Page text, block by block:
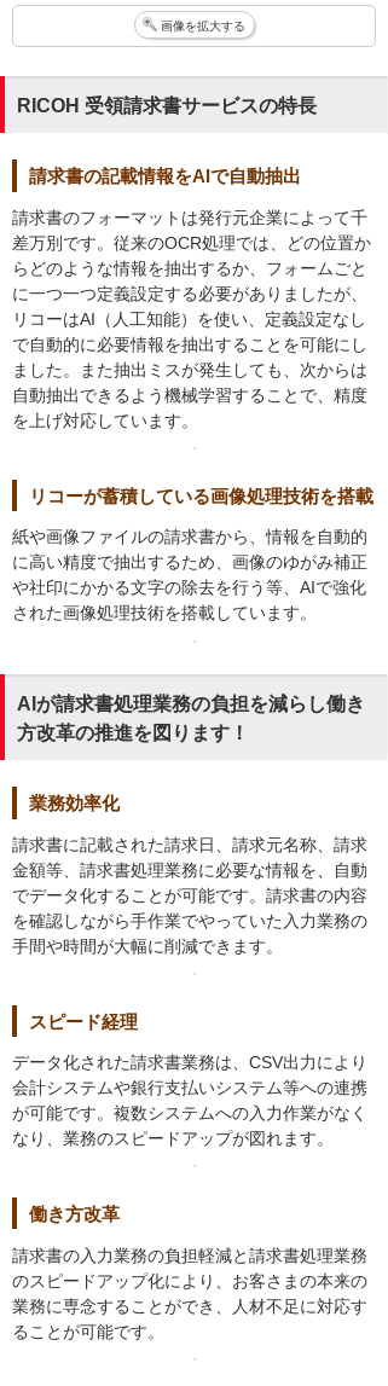
画像を拡大する
RICOH 受領請求書サービスの特長
請求書の記載情報をAIで自動抽出
請求書のフォーマットは発行元企業によって千
差万別です。従来のOCR処理では、どの位置か
らどのような情報を抽出するか、フォームごと
に一つ一つ定義設定する必要がありましたが、
リコーはAI（人工知能）を使い、定義設定なし
で自動的に必要情報を抽出することを可能にし
ました。また抽出ミスが発生しても、次からは
自動抽出できるよう機械学習することで、精度
を上げ対応しています。
リコーが蓄積している画像処理技術を搭載
紙や画像ファイルの請求書から、情報を自動的
に高い精度で抽出するため、画像のゆがみ補正
や社印にかかる文字の除去を行う等、AIで強化
された画像処理技術を搭載しています。
AIが請求書処理業務の負担を減らし働き
方改革の推進を図ります！
業務効率化
請求書に記載された請求日、請求元名称、請求
金額等、請求書処理業務に必要な情報を、自動
でデータ化することが可能です。請求書の内容
を確認しながら手作業でやっていた入力業務の
手間や時間が大幅に削減できます。
スピード経理
データ化された請求書業務は、CSV出力により
会計システムや銀行支払いシステム等への連携
が可能です。複数システムへの入力作業がなく
なり、業務のスピードアップが図れます。
働き方改革
請求書の入力業務の負担軽減と請求書処理業務
のスピードアップ化により、お客さまの本来の
業務に専念することができ、人材不足に対応す
ることが可能です。